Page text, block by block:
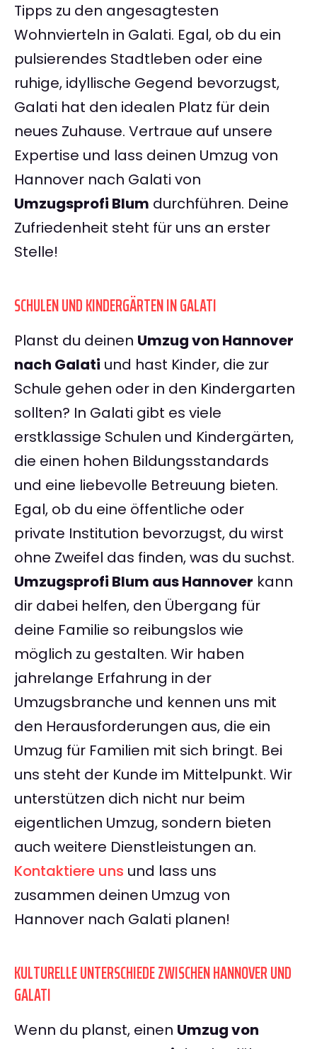
Tipps zu den angesagtesten
Wohnvierteln in Galati. Egal, ob du ein
pulsierendes Stadtleben oder eine
ruhige, idyllische Gegend bevorzugst,
Galati hat den idealen Platz für dein
neues Zuhause. Vertraue auf unsere
Expertise und lass deinen Umzug von
Hannover nach Galati von
Umzugsprofi Blum durchführen. Deine
Zufriedenheit steht für uns an erster
Stelle!
SCHULEN UND KINDERGÄRTEN IN GALATI
Planst du deinen Umzug von Hannover
nach Galati und hast Kinder, die zur
Schule gehen oder in den Kindergarten
sollten? In Galati gibt es viele
erstklassige Schulen und Kindergärten,
die einen hohen Bildungsstandards
und eine liebevolle Betreuung bieten.
Egal, ob du eine öffentliche oder
private Institution bevorzugst, du wirst
ohne Zweifel das finden, was du suchst.
Umzugsprofi Blum aus Hannover kann
dir dabei helfen, den Übergang für
deine Familie so reibungslos wie
möglich zu gestalten. Wir haben
jahrelange Erfahrung in der
Umzugsbranche und kennen uns mit
den Herausforderungen aus, die ein
Umzug für Familien mit sich bringt. Bei
uns steht der Kunde im Mittelpunkt. Wir
unterstützen dich nicht nur beim
eigentlichen Umzug, sondern bieten
auch weitere Dienstleistungen an.
Kontaktiere uns und lass uns
zusammen deinen Umzug von
Hannover nach Galati planen!
KULTURELLE UNTERSCHIEDE ZWISCHEN HANNOVER UND
GALATI
Wenn du planst, einen Umzug von